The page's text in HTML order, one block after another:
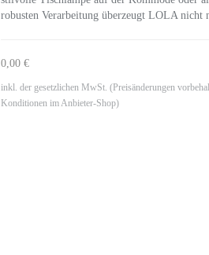
robusten Verarbeitung überzeugt LOLA
0,00 €
inkl. der gesetzlichen MwSt. (Preisänderungen
Konditionen im Anbieter-Shop)